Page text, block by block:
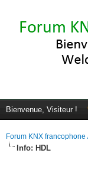
Bienvenue, Visiteur !
Forum KNX
Info: HDL